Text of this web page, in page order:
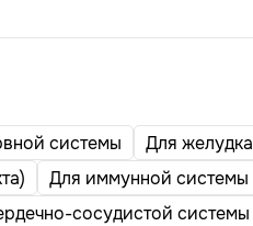
системы Для желудка
Для иммунной системы
сосудистой системы